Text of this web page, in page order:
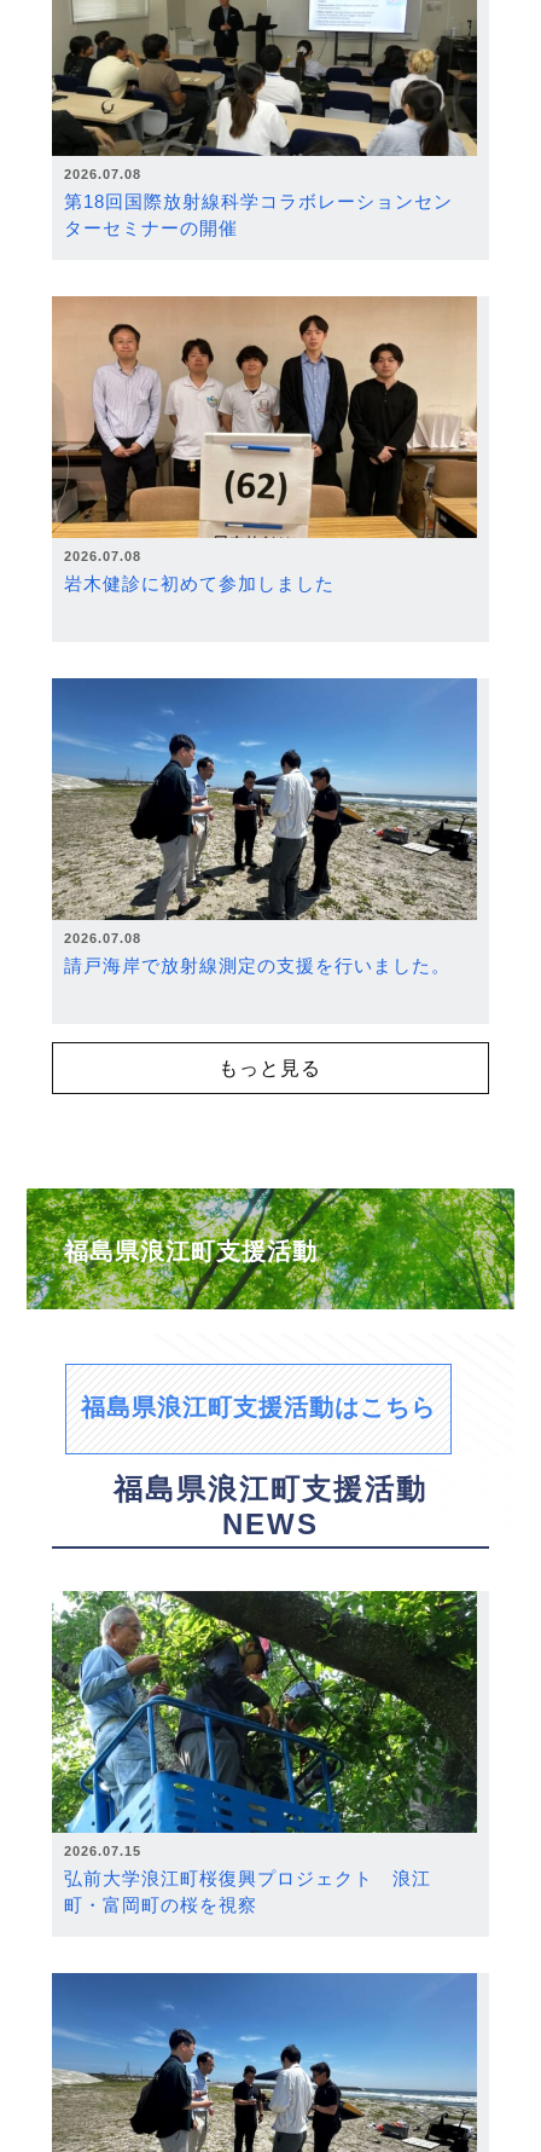
2026.07.08
第18回国際放射線科学コラボレーションセン
ターセミナーの開催
2026.07.08
岩木健診に初めて参加しました
2026.07.08
請戸海岸で放射線測定の支援を行いました。
もっと見る
福島県浪江町支援活動
福島県浪江町支援活動はこちら
福島県浪江町支援活動
NEWS
2026.07.15
弘前大学浪江町桜復興プロジェクト 浪江
町・富岡町の桜を視察